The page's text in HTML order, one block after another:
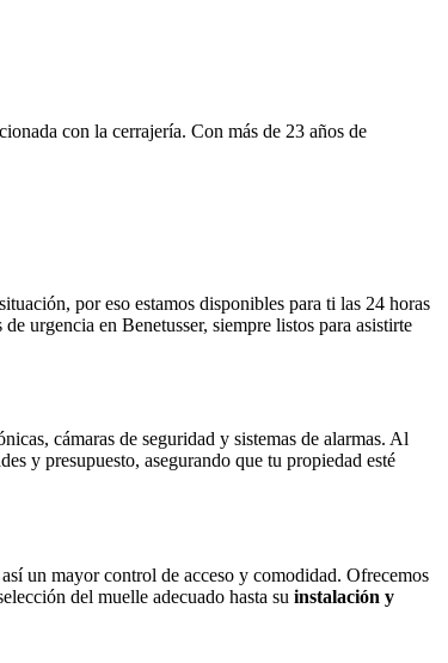
con la cerrajería. Con más de 23 años de
por eso estamos disponibles para ti las 24 horas
urgencia en Benetusser, siempre listos para asistirte
cámaras de seguridad y sistemas de alarmas. Al
y presupuesto, asegurando que tu propiedad esté
un mayor control de acceso y comodidad. Ofrecemos
del muelle adecuado hasta su instalación y